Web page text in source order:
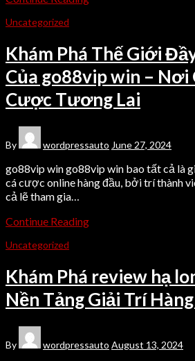
Uncategorized
Khám Phá Thế Giới
Của go88vip win – Nơi
Cược Tương Lai
By wordpressauto June 27, 2024
go88vip win go88vip win bao tất cả là
cá cược online hàng đầu, bởi trí thành
cả lẽ tham gia…
Continue Reading
Uncategorized
Khám Phá review hạ
Nền Tảng Giải Trí
By wordpressauto August 13, 2024